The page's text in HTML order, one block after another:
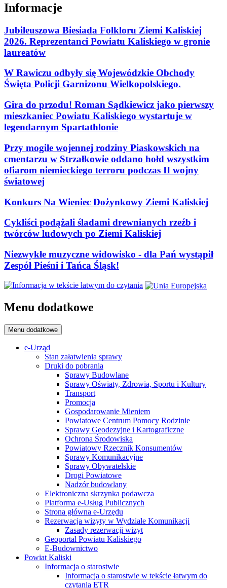
Informacje
Jubileuszowa Biesiada Folkloru Ziemi Kaliskiej
2026. Reprezentanci Powiatu Kaliskiego w gronie
laureatów
W Rawiczu odbyły się Wojewódzkie Obchody
Święta Policji Garnizonu Wielkopolskiego.
Gira do przodu! Roman Sądkiewicz jako pierwszy
mieszkaniec Powiatu Kaliskiego wystartuje w
legendarnym Spartathlonie
Przy mogile wojennej rodziny Piaskowskich na
cmentarzu w Strzałkowie oddano hołd wszystkim
ofiarom niemieckiego terroru podczas II wojny
światowej
Konkurs Na Wieniec Dożynkowy Ziemi Kaliskiej
Cykliści podążali śladami drewnianych rzeźb i
twórców ludowych po Ziemi Kaliskiej
Niezwykłe muzyczne widowisko - dla Pań wystąpił
Zespół Pieśni i Tańca Śląsk!
Menu dodatkowe
Menu dodatkowe
e-Urząd
Stan załatwienia sprawy
Druki do pobrania
Sprawy Budowlane
Sprawy Oświaty, Zdrowia, Sportu i Kultury
Transport
Promocja
Gospodarowanie Mieniem
Powiatowe Centrum Pomocy Rodzinie
Sprawy Geodezyjne i Kartograficzne
Ochrona Środowiska
Powiatowy Rzecznik Konsumentów
Sprawy Komunikacyjne
Sprawy Obywatelskie
Drogi Powiatowe
Nadzór budowlany
Elektroniczna skrzynka podawcza
Platforma e-Usług Publicznych
Strona główna e-Urzędu
Rezerwacja wizyty w Wydziale Komunikacji
Zasady rezerwacji wizyt
Geoportal Powiatu Kaliskiego
E-Budownictwo
Powiat Kaliski
Informacja o starostwie
Informacja o starostwie w tekście łatwym do
czytania ETR